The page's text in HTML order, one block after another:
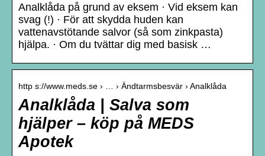
Analklåda på grund av eksem · Vid eksem kan
svag (!) · För att skydda huden kan
vattenavstötande salvor (så som zinkpasta)
hjälpa. · Om du tvättar dig med basisk …
http s://www.meds.se › … › Ändtarmsbesvär › Analklåda
Analklåda | Salva som
hjälper – köp på MEDS
Apotek